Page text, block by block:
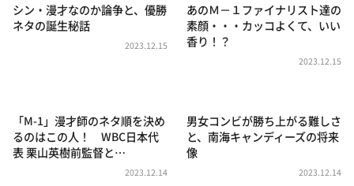
相席食堂
これ余談なんですけど・・・
～人生密着トークバラエティ！～ やすとものいたっ
news おかえり
河合＆A.B.C-Z塚田×福井アナ「なんでやねん！？」
（news おかえり）
シン・漫才なのか論争と、優勝
ネタの誕生秘話
2023.12.15
あのＭ－１ファイナリスト達の
素顔・・・カッコよくて、いい
香り！？
2023.12.15
「M-1」漫才師のネタ順を決め
るのはこの人！ WBC日本代
表 栗山英樹前監督と…
2023.12.14
男女コンビが勝ち上がる難しさ
と、南海キャンディーズの将来
像
2023.12.14